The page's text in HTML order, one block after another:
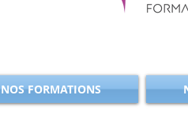
NOS FORMATIONS